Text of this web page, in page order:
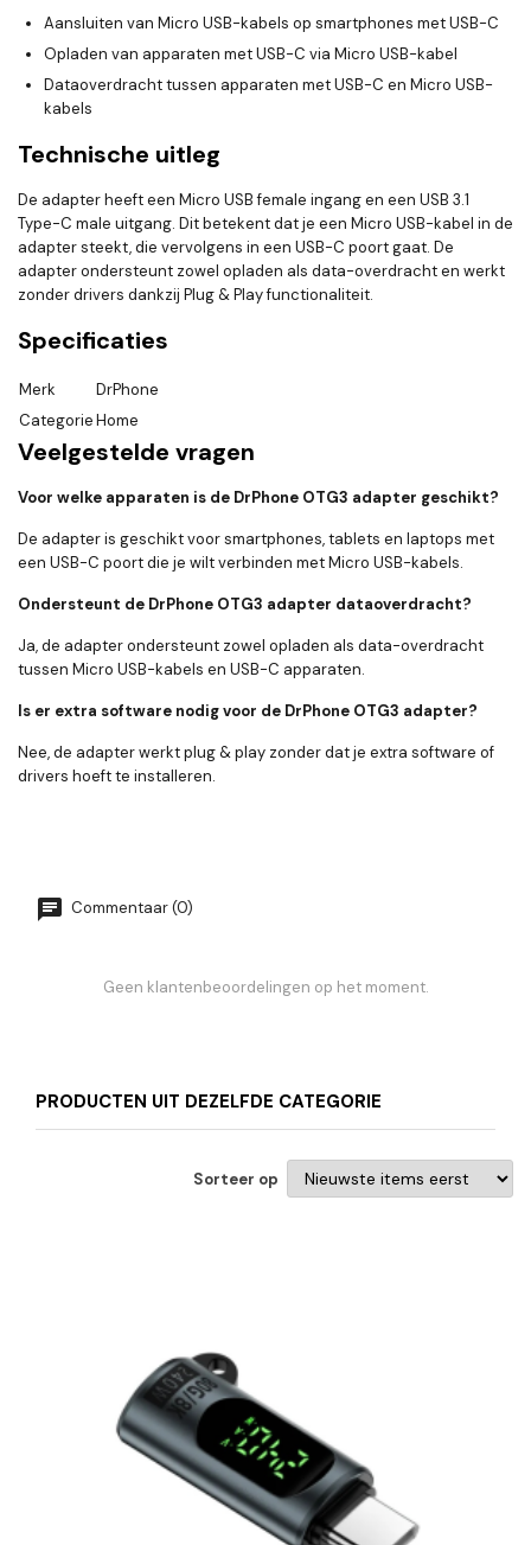
Aansluiten van Micro USB-kabels op smartphones met USB-C
Opladen van apparaten met USB-C via Micro USB-kabel
Dataoverdracht tussen apparaten met USB-C en Micro USB-
kabels
Technische uitleg
De adapter heeft een Micro USB female ingang en een USB 3.1
Type-C male uitgang. Dit betekent dat je een Micro USB-kabel in de
adapter steekt, die vervolgens in een USB-C poort gaat. De
adapter ondersteunt zowel opladen als data-overdracht en werkt
zonder drivers dankzij Plug & Play functionaliteit.
Specificaties
Merk
DrPhone
CategorieHome
Veelgestelde vragen
Voor welke apparaten is de DrPhone OTG3 adapter geschikt?
De adapter is geschikt voor smartphones, tablets en laptops met
een USB-C poort die je wilt verbinden met Micro USB-kabels.
Ondersteunt de DrPhone OTG3 adapter dataoverdracht?
Ja, de adapter ondersteunt zowel opladen als data-overdracht
tussen Micro USB-kabels en USB-C apparaten.
Is er extra software nodig voor de DrPhone OTG3 adapter?
Nee, de adapter werkt plug & play zonder dat je extra software of
drivers hoeft te installeren.
Commentaar (0)
Geen klantenbeoordelingen op het moment.
PRODUCTEN UIT DEZELFDE CATEGORIE
Sorteer op